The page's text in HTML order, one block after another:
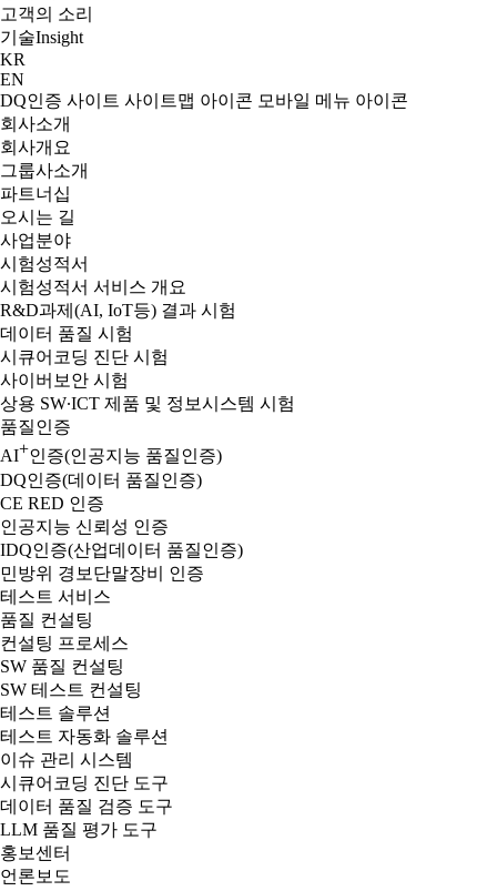
고객의 소리
기술Insight
KR
EN
DQ인증 사이트 사이트맵 아이콘 모바일 메뉴 아이콘
회사소개
회사개요
그룹사소개
파트너십
오시는 길
사업분야
시험성적서
시험성적서 서비스 개요
R&D과제(AI, IoT등) 결과 시험
데이터 품질 시험
시큐어코딩 진단 시험
사이버보안 시험
상용 SW∙ICT 제품 및 정보시스템 시험
품질인증
AI+인증(인공지능 품질인증)
DQ인증(데이터 품질인증)
CE RED 인증
인공지능 신뢰성 인증
IDQ인증(산업데이터 품질인증)
민방위 경보단말장비 인증
테스트 서비스
품질 컨설팅
컨설팅 프로세스
SW 품질 컨설팅
SW 테스트 컨설팅
테스트 솔루션
테스트 자동화 솔루션
이슈 관리 시스템
시큐어코딩 진단 도구
데이터 품질 검증 도구
LLM 품질 평가 도구
홍보센터
언론보도